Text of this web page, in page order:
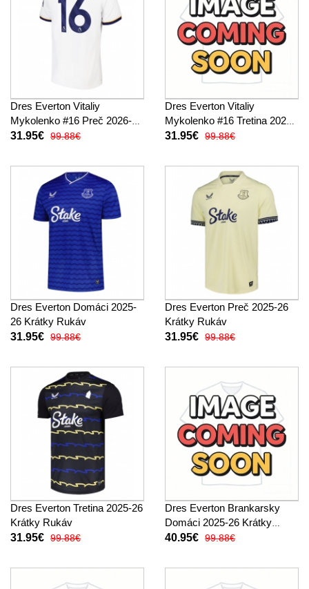
Dres Everton Vitaliy
Mykolenko #16 Preč 2026-27
Krátky Rukáv
31.95€ 99.88€
Dres Everton Vitaliy
Mykolenko #16 Tretina 2026-
27 Krátky Rukáv
31.95€ 99.88€
Dres Everton Domáci 2025-
26 Krátky Rukáv
31.95€ 99.88€
Dres Everton Preč 2025-26
Krátky Rukáv
31.95€ 99.88€
Dres Everton Tretina 2025-26
Krátky Rukáv
31.95€ 99.88€
Dres Everton Brankarsky
Domáci 2025-26 Krátky
Rukáv
40.95€ 99.88€